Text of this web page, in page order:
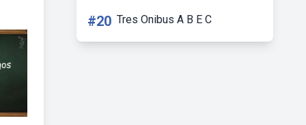
#20 Tres Onibus A B E C